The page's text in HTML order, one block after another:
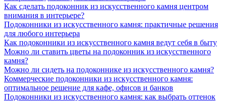
Как сделать подоконник из искусственного камня центром
внимания в интерьере?
Подоконники из искусственного камня: практичные решения
для любого интерьера
Как подоконники из искусственного камня ведут себя в быту
Можно ли ставить цветы на подоконник из искусственного
камня?
Можно ли сидеть на подоконнике из искусственного камня?
Коммерческие подоконники из искусственного камня:
оптимальное решение для кафе, офисов и банков
Подоконники из искусственного камня: как выбрать оттенок